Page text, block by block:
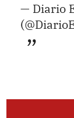
— Diario